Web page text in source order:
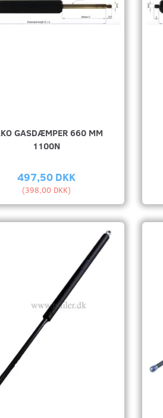
GASDÆMPER 660 MM
1100N
497,50 DKK
(398,00 DKK)